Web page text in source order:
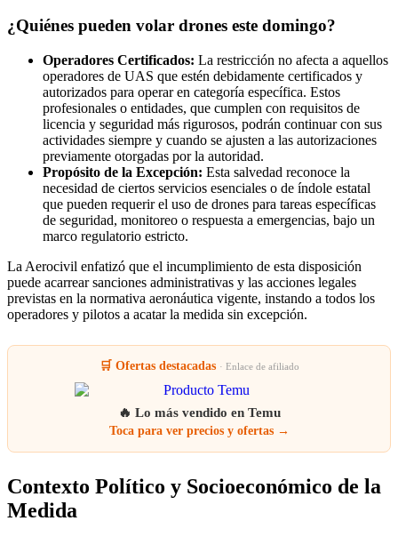
¿Quiénes pueden volar drones este domingo?
Operadores Certificados: La restricción no afecta a aquellos
operadores de UAS que estén debidamente certificados y
autorizados para operar en categoría específica. Estos
profesionales o entidades, que cumplen con requisitos de
licencia y seguridad más rigurosos, podrán continuar con sus
actividades siempre y cuando se ajusten a las autorizaciones
previamente otorgadas por la autoridad.
Propósito de la Excepción: Esta salvedad reconoce la
necesidad de ciertos servicios esenciales o de índole estatal
que pueden requerir el uso de drones para tareas específicas
de seguridad, monitoreo o respuesta a emergencias, bajo un
marco regulatorio estricto.
La Aerocivil enfatizó que el incumplimiento de esta disposición
puede acarrear sanciones administrativas y las acciones legales
previstas en la normativa aeronáutica vigente, instando a todos los
operadores y pilotos a acatar la medida sin excepción.
🛒 Ofertas destacadas · Enlace de afiliado
🔥 Lo más vendido en Temu
Toca para ver precios y ofertas →
Contexto Político y Socioeconómico de la
Medida